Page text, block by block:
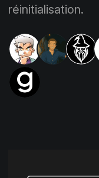
réinitialisation.